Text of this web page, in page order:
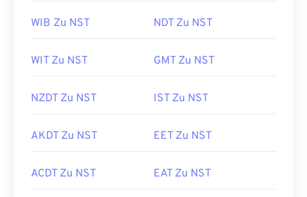
WIB Zu NST NDT Zu NST
WIT Zu NST GMT Zu NST
NZDT Zu NST IST Zu NST
AKDT Zu NST EET Zu NST
ACDT Zu NST EAT Zu NST